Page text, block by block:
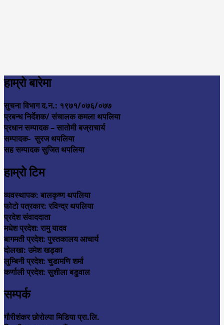
हाम्रो बारेमा
सुचना विभाग द.न.: १९७१/०७६/०७७
प्रबन्ध निर्देशक/ संचालक कमला थपलिया
प्रधान सम्पादक – सातोमी बज्राचार्य
सम्पादक- सुरज थपलिया
सह सम्पादक सुजित थपलिया
हाम्रो टिम
व्यवस्थापक: बालकृष्ण थपलिया
फोटो पत्रकार: रविन्द्र थपलिया
प्रदेश संवाददाता
मधेश प्रदेश: रामु यादव
बागमती प्रदेश: पुस्तकालय आचार्य
दोलखा: उमेश खड्का
लुम्बिनी प्रदेश: चुडामणि शर्मा
कर्णाली प्रदेश: सुशीला बडुवाल
सम्पर्क
गौरीशंकर छोरोल्पा मिडिया प्रा.लि.